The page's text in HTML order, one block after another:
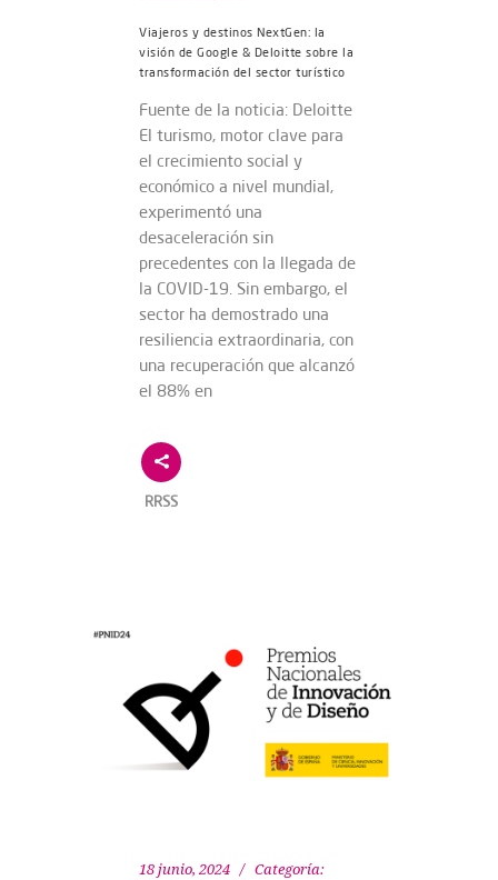
Viajeros y destinos NextGen: la
visión de Google & Deloitte sobre la
transformación del sector turístico
Fuente de la noticia: Deloitte
El turismo, motor clave para
el crecimiento social y
económico a nivel mundial,
experimentó una
desaceleración sin
precedentes con la llegada de
la COVID-19. Sin embargo, el
sector ha demostrado una
resiliencia extraordinaria, con
una recuperación que alcanzó
el 88% en
RRSS
18 junio, 2024
Categoría: